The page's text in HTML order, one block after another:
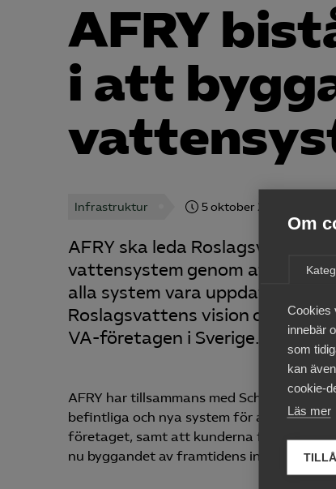
AFRY
i att
Infrastruktur 5 oktober 2022
AFRY ska leda Roslagsvatten i
vattensystem genom att
alla system vara uppdaterade,
Roslagsvattens vision om
VA-företagen i Sverige. AFRYs
AFRY har tillsammans med Schneider
befintliga och nya system för att få ett
företaget, samt att kunderna får relevant
nu byggandet av framtidens intelligenta
Om
Cookies
innebär
som
kan
cookie-
Läs mer